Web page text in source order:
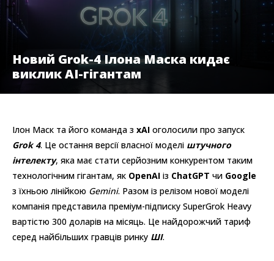
Новий Grok-4 Ілона Маска кидає
виклик AI-гігантам
Ілон Маск та його команда з xAI оголосили про запуск
Grok 4. Це остання версії власної моделі штучного
інтелекту, яка має стати серйозним конкурентом таким
технологічним гігантам, як OpenAI із ChatGPT чи Google
з їхньою лінійкою Gemini. Разом із релізом нової моделі
компанія представила преміум-підписку SuperGrok Heavy
вартістю 300 доларів на місяць. Це найдорожчий тариф
серед найбільших гравців ринку ШІ.